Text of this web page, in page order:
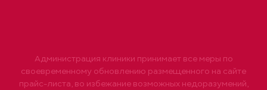
Администрация клиники принимает все меры по
своевременному обновлению размещенного на сайте
прайс-листа, во избежание возможных недоразумений,